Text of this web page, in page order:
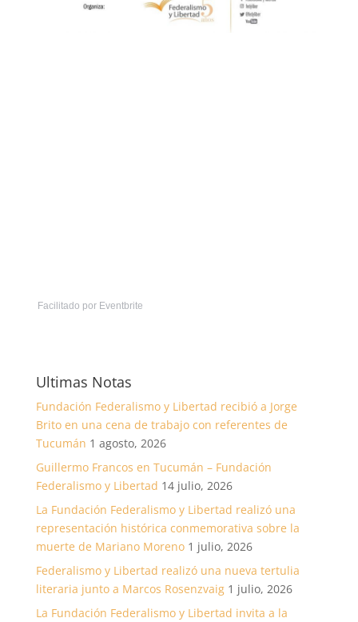
Facilitado por Eventbrite
Ultimas Notas
Fundación Federalismo y Libertad recibió a Jorge
Brito en una cena de trabajo con referentes de
Tucumán 1 agosto, 2026
Guillermo Francos en Tucumán – Fundación
Federalismo y Libertad 14 julio, 2026
La Fundación Federalismo y Libertad realizó una
representación histórica conmemorativa sobre la
muerte de Mariano Moreno 1 julio, 2026
Federalismo y Libertad realizó una nueva tertulia
literaria junto a Marcos Rosenzvaig 1 julio, 2026
La Fundación Federalismo y Libertad invita a la